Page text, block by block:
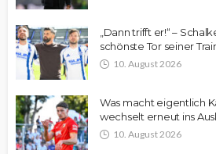
„Dann trifft er!“ –
schönste Tor seiner
10. August 2026
Was macht eigentlich
wechselt erneut ins
10. August 2026